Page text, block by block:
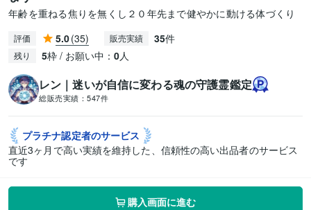
年齢を重ねる焦りを無くし２０年先まで健やかに動ける体づくり
評価 5.0(35) 販売実績 35件
残り 5枠 / お願い中： 0人
レン｜迷いが自信に変わる魂の守護霊鑑定
総販売実績： 547件
プラチナ認定者のサービス
直近3ヶ月で高い実績を維持した、信頼性の高い出品者のサービス
です
購入画面に進む